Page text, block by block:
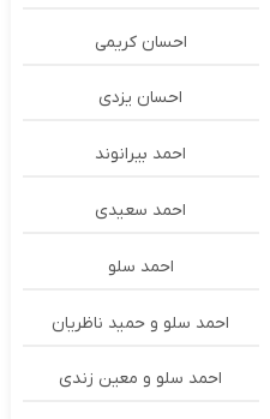
احسان کریمی
احسان یزدی
احمد بیرانوند
احمد سعیدی
احمد سلو
احمد سلو و حمید ناظریان
احمد سلو و معین زندی